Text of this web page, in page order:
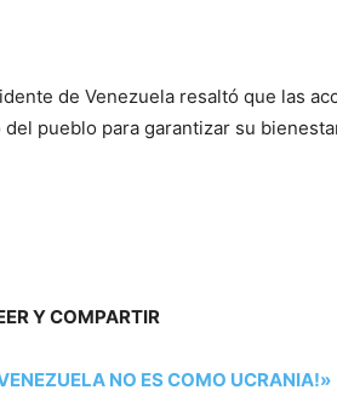
de Venezuela resaltó que las
pueblo para garantizar su
Y COMPARTIR
NO ES COMO UCRANIA!»